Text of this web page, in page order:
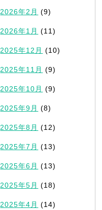
2026年2月 (9)
2026年1月 (11)
2025年12月 (10)
2025年11月 (9)
2025年10月 (9)
2025年9月 (8)
2025年8月 (12)
2025年7月 (13)
2025年6月 (13)
2025年5月 (18)
2025年4月 (14)